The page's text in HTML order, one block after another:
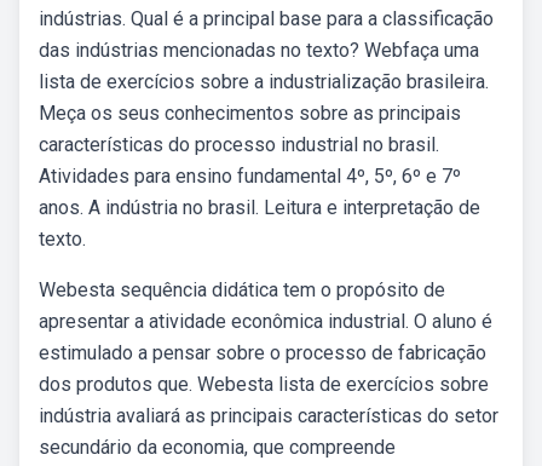
indústrias. Qual é a principal base para a classificação
das indústrias mencionadas no texto? Webfaça uma
lista de exercícios sobre a industrialização brasileira.
Meça os seus conhecimentos sobre as principais
características do processo industrial no brasil.
Atividades para ensino fundamental 4º, 5º, 6º e 7º
anos. A indústria no brasil. Leitura e interpretação de
texto.
Webesta sequência didática tem o propósito de
apresentar a atividade econômica industrial. O aluno é
estimulado a pensar sobre o processo de fabricação
dos produtos que. Webesta lista de exercícios sobre
indústria avaliará as principais características do setor
secundário da economia, que compreende